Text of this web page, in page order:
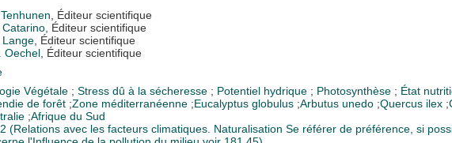
, Éditeur scientifique
Catarino, Éditeur scientifique
Lange, Éditeur scientifique
Oechel, Éditeur scientifique
Végétale ; Stress dû à la sécheresse ; Potentiel hydrique ; Photosynthèse ; État
de forêt ;Zone méditerranéenne ;Eucalyptus globulus ;Arbutus unedo ;Quercus ilex ;
;Afrique du Sud
(Relations avec les facteurs climatiques. Naturalisation Se référer de préférence, si